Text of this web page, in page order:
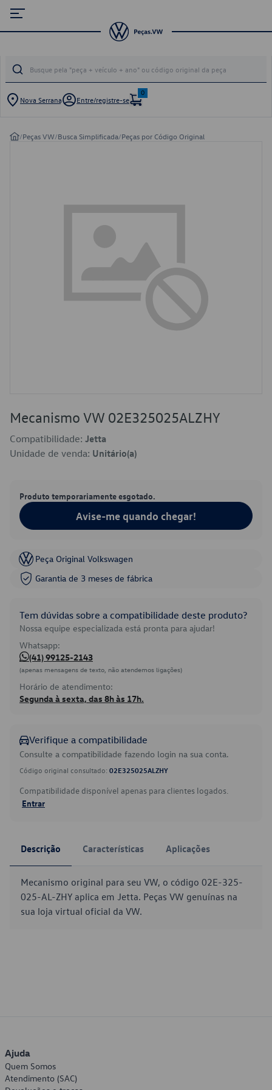
Nova Serrana Entre/registre-se
0
/Peças VW/Busca Simplificada/Peças por Código Original
Mecanismo VW 02E325025ALZHY
Compatibilidade: Jetta
Unidade de venda: Unitário(a)
Produto temporariamente esgotado.
Avise-me quando chegar!
Peça Original Volkswagen
Garantia de 3 meses de fábrica
Tem dúvidas sobre a compatibilidade deste produto?
Nossa equipe especializada está pronta para ajudar!
Whatsapp:
(41) 99125-2143
(apenas mensagens de texto, não atendemos ligações)
Horário de atendimento:
Segunda à sexta, das 8h às 17h.
Verifique a compatibilidade
Consulte a compatibilidade fazendo login na sua conta.
Código original consultado: 02E325025ALZHY
Compatibilidade disponível apenas para clientes logados.
Entrar
Descrição Características Aplicações
Mecanismo original para seu VW, o código 02E-325-
025-AL-ZHY aplica em Jetta. Peças VW genuínas na
sua loja virtual oficial da VW.
Ajuda
Quem Somos
Atendimento (SAC)